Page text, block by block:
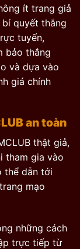
ít trang giả
quyết thắng
tuyến,
bảo thắng
và dựa vào
giá chính
an toàn
thật giả,
tham gia vào
thể dẫn tới
mạo
những cách
trực tiếp từ